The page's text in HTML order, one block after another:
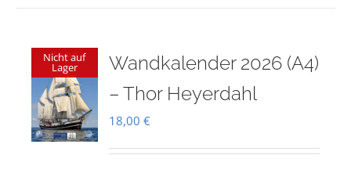
Nicht auf
Lager
Wandkalender 2026 (A4)
– Thor Heyerdahl
18,00€